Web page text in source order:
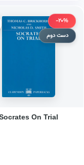
-20%
دست دوم
On Trial